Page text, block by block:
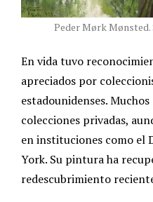
Peder Mørk Mønsted.
En vida tuvo
apreciados por
estadounidenses.
colecciones privadas,
en instituciones como el
York. Su pintura ha
redescubrimiento